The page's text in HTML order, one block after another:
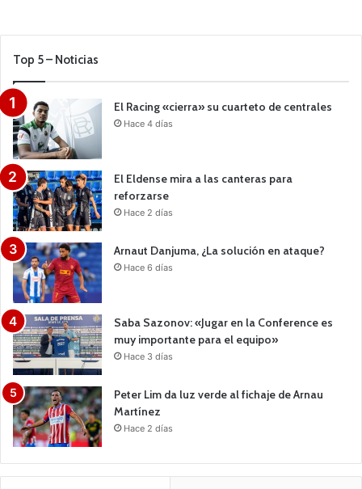
Top 5 – Noticias
El Racing «cierra» su cuarteto de centrales
Hace 4 días
El Eldense mira a las canteras para
reforzarse
Hace 2 días
Arnaut Danjuma, ¿La solución en ataque?
Hace 6 días
Saba Sazonov: «Jugar en la Conference es
muy importante para el equipo»
Hace 3 días
Peter Lim da luz verde al fichaje de Arnau
Martínez
Hace 2 días